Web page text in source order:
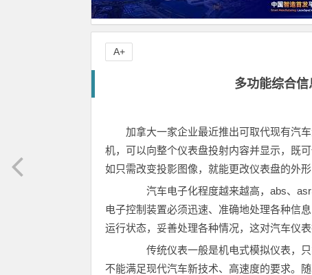
多功能综合
加拿大一家企业最近推出可取代现有汽
机，可以向整个仪表盘投射内容并显示，既
如只需改变投影图像，就能更改仪表盘的外
汽车电子化程度越来越高，abs、asr
电子控制装置必须迅速、准确地处理各种信
运行状态，妥善处理各种情况，这对汽车仪表
传统仪表一般是机电式模拟仪表，只
不能满足现代汽车新技术、高速度的要求。
A+